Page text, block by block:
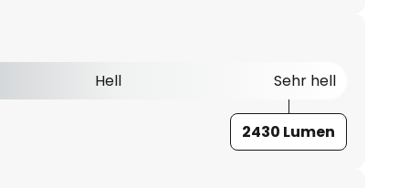
Hell Sehr hell
2430 Lumen